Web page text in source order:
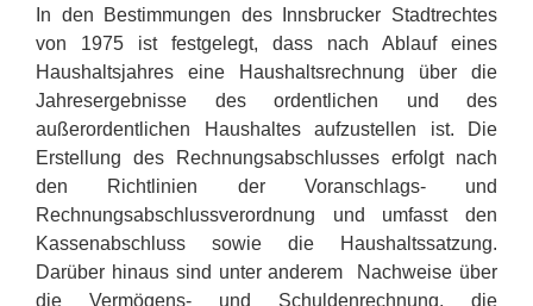
In den Bestimmungen des Innsbrucker Stadtrechtes
von 1975 ist festgelegt, dass nach Ablauf eines
Haushaltsjahres eine Haushaltsrechnung über die
Jahresergebnisse des ordentlichen und des
außerordentlichen Haushaltes aufzustellen ist. Die
Erstellung des Rechnungsabschlusses erfolgt nach
den Richtlinien der Voranschlags- und
Rechnungsabschlussverordnung und umfasst den
Kassenabschluss sowie die Haushaltssatzung.
Darüber hinaus sind unter anderem Nachweise über
die Vermögens- und Schuldenrechnung, die